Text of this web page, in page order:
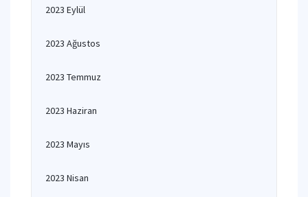
2023 Eylül
2023 Ağustos
2023 Temmuz
2023 Haziran
2023 Mayıs
2023 Nisan